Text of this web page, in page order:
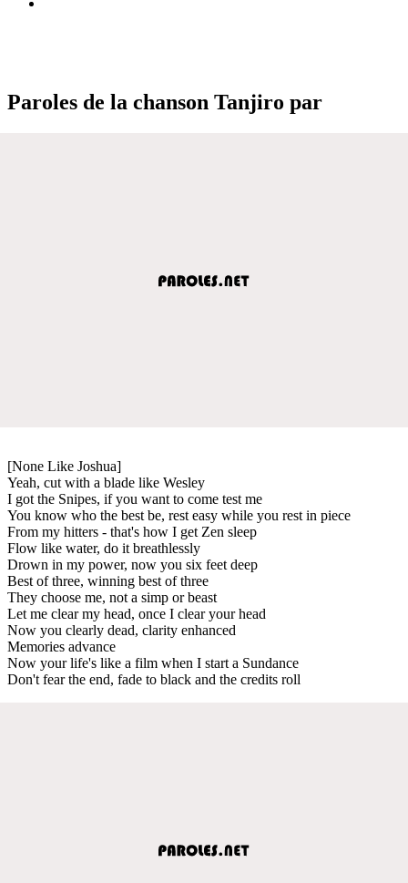
Paroles de la chanson Tanjiro par
[None Like Joshua]
Yeah, cut with a blade like Wesley
I got the Snipes, if you want to come test me
You know who the best be, rest easy while you rest in piece
From my hitters - that's how I get Zen sleep
Flow like water, do it breathlessly
Drown in my power, now you six feet deep
Best of three, winning best of three
They choose me, not a simp or beast
Let me clear my head, once I clear your head
Now you clearly dead, clarity enhanced
Memories advance
Now your life's like a film when I start a Sundance
Don't fear the end, fade to black and the credits roll